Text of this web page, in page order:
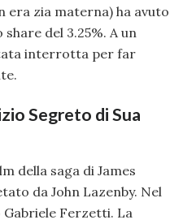
era zia materna) ha avuto
del 3.25%. A un
interrotta per far
Segreto di Sua
della saga di James
da John Lazenby. Nel
Gabriele Ferzetti. La